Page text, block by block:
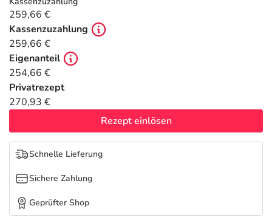
Tierapotheke
Vitamine & Mineralstoffe
Marken
Salus Deals
259,66 €
Kassenzuzahlung
259,66 €
Eigenanteil
254,66 €
Privatrezept
270,93 €
Rezept einlösen
Schnelle Lieferung
Sichere Zahlung
Geprüfter Shop